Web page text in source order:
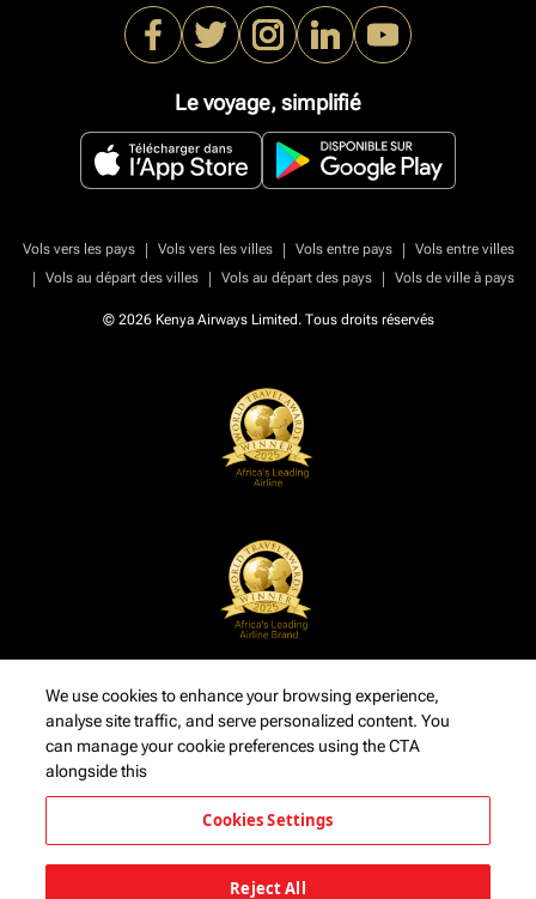
Le voyage, simplifié
Vols vers les pays | Vols vers les villes | Vols entre pays |
Vols entre villes
|
Vols au départ des villes | Vols au départ des pays | Vols de ville à pays
© 2026 Kenya Airways Limited. Tous droits réservés
We use cookies to enhance your browsing experience,
analyse site traffic, and serve personalized content. You
can manage your cookie preferences using the CTA
alongside this
Cookies Settings
Reject All